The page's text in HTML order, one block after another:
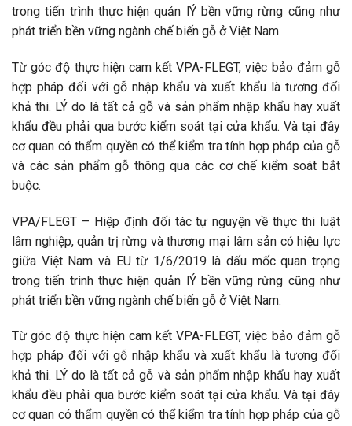
trong tiến trình thực hiện quản lÝ bền vững rừng cũng như
phát triển bền vững ngành chế biến gỗ ở Việt Nam.
Từ góc độ thực hiện cam kết VPA-FLEGT, việc bảo đảm gỗ
hợp pháp đối với gỗ nhập khẩu và xuất khẩu là tương đối
khả thi. LÝ do là tất cả gỗ và sản phẩm nhập khẩu hay xuất
khẩu đều phải qua bước kiểm soát tại cửa khẩu. Và tại đây
cơ quan có thẩm quyền có thể kiểm tra tính hợp pháp của gỗ
và các sản phẩm gỗ thông qua các cơ chế kiểm soát bắt
buộc.
VPA/FLEGT – Hiệp định đối tác tự nguyện về thực thi luật
lâm nghiệp, quản trị rừng và thương mại lâm sản có hiệu lực
giữa Việt Nam và EU từ 1/6/2019 là dấu mốc quan trọng
trong tiến trình thực hiện quản lÝ bền vững rừng cũng như
phát triển bền vững ngành chế biến gỗ ở Việt Nam.
Từ góc độ thực hiện cam kết VPA-FLEGT, việc bảo đảm gỗ
hợp pháp đối với gỗ nhập khẩu và xuất khẩu là tương đối
khả thi. LÝ do là tất cả gỗ và sản phẩm nhập khẩu hay xuất
khẩu đều phải qua bước kiểm soát tại cửa khẩu. Và tại đây
cơ quan có thẩm quyền có thể kiểm tra tính hợp pháp của gỗ